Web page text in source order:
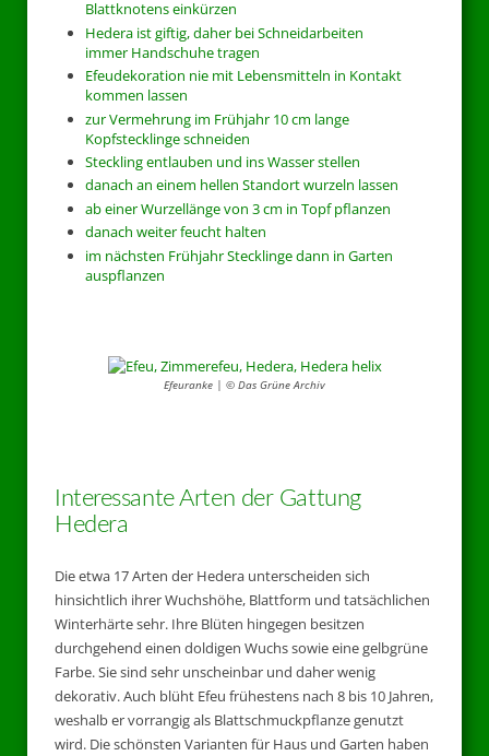
Blattknotens einkürzen
Hedera ist giftig, daher bei Schneidarbeiten
immer Handschuhe tragen
Efeudekoration nie mit Lebensmitteln in Kontakt
kommen lassen
zur Vermehrung im Frühjahr 10 cm lange
Kopfstecklinge schneiden
Steckling entlauben und ins Wasser stellen
danach an einem hellen Standort wurzeln lassen
ab einer Wurzellänge von 3 cm in Topf pflanzen
danach weiter feucht halten
im nächsten Frühjahr Stecklinge dann in Garten
auspflanzen
Efeuranke | © Das Grüne Archiv
Interessante Arten der Gattung
Hedera
Die etwa 17 Arten der Hedera unterscheiden sich
hinsichtlich ihrer Wuchshöhe, Blattform und tatsächlichen
Winterhärte sehr. Ihre Blüten hingegen besitzen
durchgehend einen doldigen Wuchs sowie eine gelbgrüne
Farbe. Sie sind sehr unscheinbar und daher wenig
dekorativ. Auch blüht Efeu frühestens nach 8 bis 10 Jahren,
weshalb er vorrangig als Blattschmuckpflanze genutzt
wird. Die schönsten Varianten für Haus und Garten haben